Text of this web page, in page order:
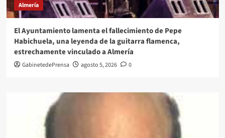
Almería
El Ayuntamiento lamenta el fallecimiento de Pepe
Habichuela, una leyenda de la guitarra flamenca,
estrechamente vinculado a Almería
GabinetedePrensa agosto 5, 2026 0